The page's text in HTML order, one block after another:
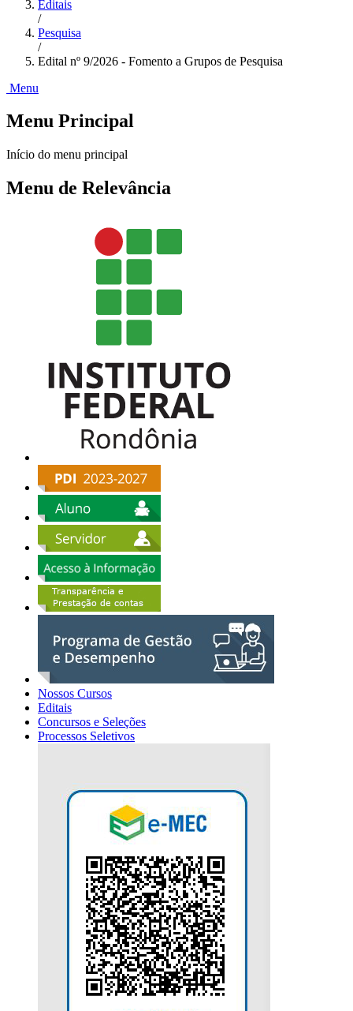
Editais
/
Pesquisa
/
Edital nº 9/2026 - Fomento a Grupos de Pesquisa
Menu
Menu Principal
Início do menu principal
Menu de Relevância
Nossos Cursos
Editais
Concursos e Seleções
Processos Seletivos